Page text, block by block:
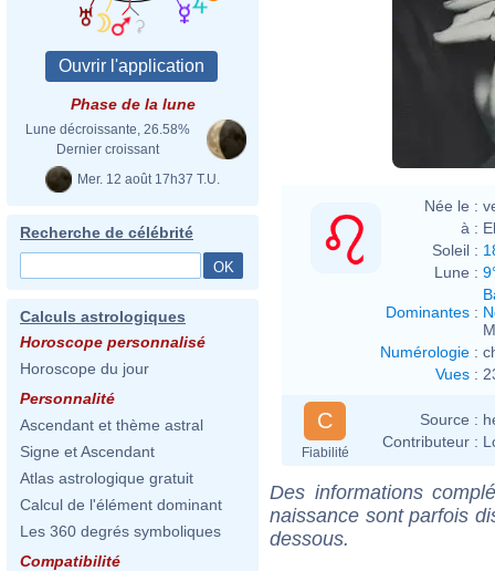
Phase de la lune
Lune décroissante, 26.58%
Dernier croissant
Mer. 12 août 17h37 T.U.
Recherche de célébrité
Calculs astrologiques
Horoscope personnalisé
Horoscope du jour
Personnalité
Ascendant et thème astral
Signe et Ascendant
Atlas astrologique gratuit
Calcul de l'élément dominant
Les 360 degrés symboliques
Compatibilité
Née le :
à :
Soleil :
Lune :
Dominantes :
Numérologie :
Vues :
C
Fiabilité
Source :
Contributeur :
Des informations
naissance sont parfois
dessous.